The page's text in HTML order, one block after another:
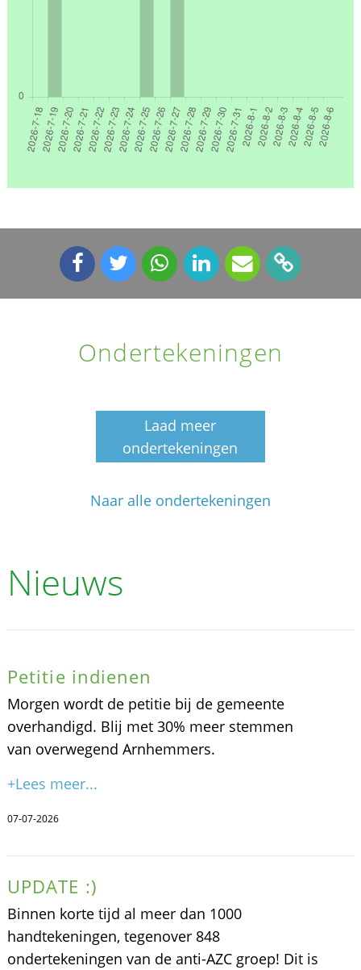
Ondertekeningen
Laad meer
ondertekeningen
Naar alle ondertekeningen
Nieuws
Petitie indienen
Morgen wordt de petitie bij de gemeente
overhandigd. Blij met 30% meer stemmen
van overwegend Arnhemmers.
+Lees meer...
07-07-2026
UPDATE :)
Binnen korte tijd al meer dan 1000
handtekeningen, tegenover 848
ondertekeningen van de anti-AZC groep! Dit is